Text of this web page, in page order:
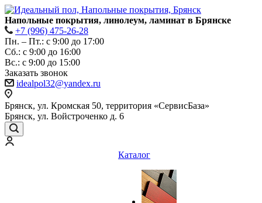
Напольные покрытия, линолеум, ламинат в Брянске
+7 (996) 475-26-28
Пн. – Пт.: с 9:00 до 17:00
Сб.: с 9:00 до 16:00
Bc.: с 9:00 до 15:00
Заказать звонок
idealpol32@yandex.ru
Брянск, ул. Кромская 50, территория «СервисБаза»
Брянск, ул. Войстроченко д. 6
Каталог